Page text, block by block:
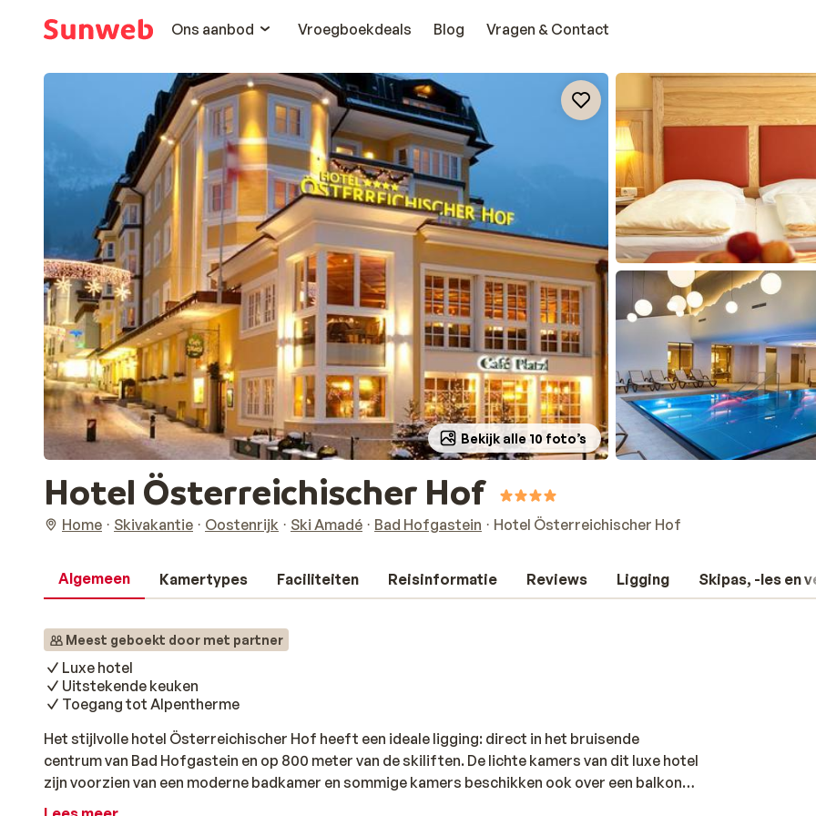
Ons aanbod
Vroegboekdeals Blog Vragen & Contact
Bekijk alle 10 foto’s
Hotel Österreichischer Hof
Home Skivakantie Oostenrijk Ski Amadé Bad Hofgastein Hotel Österreichischer Hof
Algemeen Kamertypes Faciliteiten Reisinformatie Reviews Ligging Skipas, -les en
Meest geboekt door met partner
Luxe hotel
Uitstekende keuken
Toegang tot Alpentherme
Het stijlvolle hotel Österreichischer Hof heeft een ideale ligging: direct in het bruisende
centrum van Bad Hofgastein en op 800 meter van de skiliften. De lichte kamers van dit luxe hotel
zijn voorzien van een moderne badkamer en sommige kamers beschikken ook over een balkon
met uitzicht op de omgeving. ‘Gasten van hotel Österreichischer Hof kunnen na een mooie dag